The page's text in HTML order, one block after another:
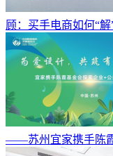
顾：买手电商如何“
——苏州宜家携手陈